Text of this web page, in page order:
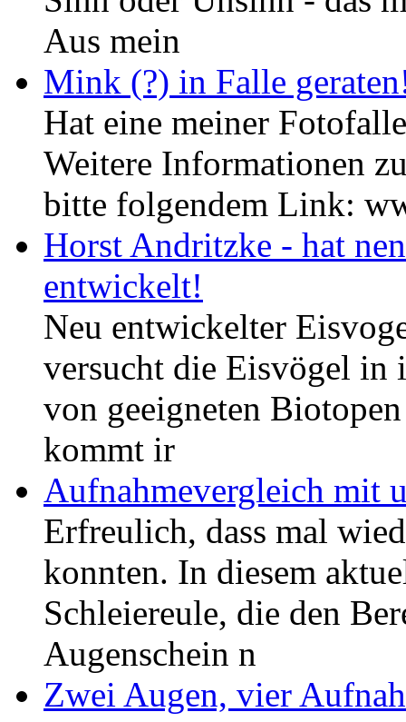
Aus mein
Mink (?) in Falle
Hat eine meiner
Weitere Informationen
bitte folgendem Link:
Horst Andritzke - hat
entwickelt!
Neu entwickelter
versucht die Eisvögel in
von geeigneten
kommt ir
Aufnahmevergleich mit
Erfreulich, dass mal
konnten. In diesem
Schleiereule, die den
Augenschein n
Zwei Augen, vier